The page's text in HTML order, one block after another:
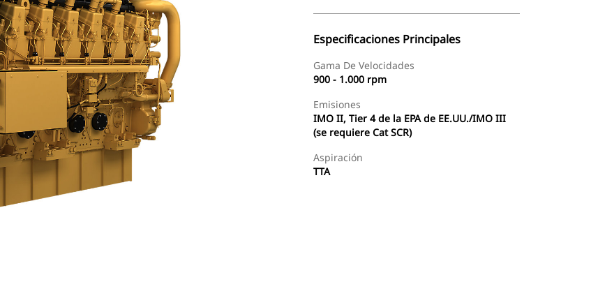
Especificaciones Principales
Gama De Velocidades
900 - 1.000 rpm
Emisiones
IMO II, Tier 4 de la EPA de EE.UU./IMO III
(se requiere Cat SCR)
Aspiración
TTA